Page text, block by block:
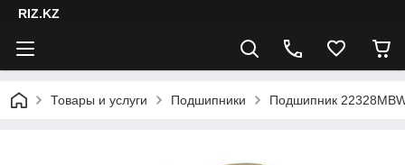
RIZ.KZ
Товары и услуги Подшипники Подшипник